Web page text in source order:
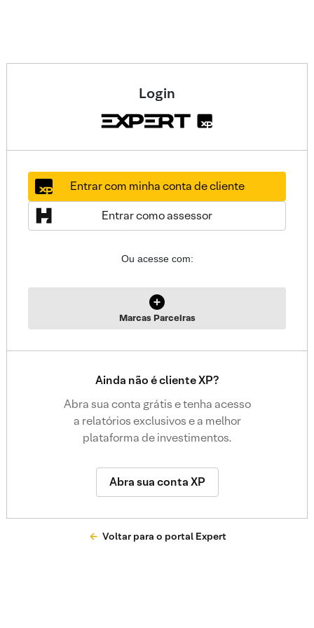
Login
Entrar com minha conta de cliente
Entrar como assessor
Ou acesse com:
Marcas Parceiras
Ainda não é cliente XP?
Abra sua conta grátis e tenha acesso
a relatórios exclusivos e a melhor
plataforma de investimentos.
Abra sua conta XP
Voltar para o portal Expert